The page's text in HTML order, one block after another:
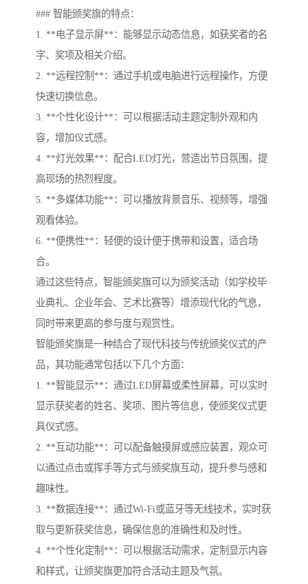
### 智能颁奖旗的特点：
1. **电子显示屏**：能够显示动态信息，如获奖者的名
字、奖项及相关介绍。
2. **远程控制**：通过手机或电脑进行远程操作，方便
快速切换信息。
3. **个性化设计**：可以根据活动主题定制外观和内
容，增加仪式感。
4. **灯光效果**：配合LED灯光，营造出节日氛围，提
高现场的热烈程度。
5. **多媒体功能**：可以播放背景音乐、视频等，增强
观看体验。
6. **便携性**：轻便的设计便于携带和设置，适合场
合。
通过这些特点，智能颁奖旗可以为颁奖活动（如学校毕
业典礼、企业年会、艺术比赛等）增添现代化的气息，
同时带来更高的参与度与观赏性。
智能颁奖旗是一种结合了现代科技与传统颁奖仪式的产
品，其功能通常包括以下几个方面：
1. **智能显示**：通过LED屏幕或柔性屏幕，可以实时
显示获奖者的姓名、奖项、图片等信息，使颁奖仪式更
具仪式感。
2. **互动功能**：可以配备触摸屏或感应装置，观众可
以通过点击或挥手等方式与颁奖旗互动，提升参与感和
趣味性。
3. **数据连接**：通过Wi-Fi或蓝牙等无线技术，实时获
取与更新获奖信息，确保信息的准确性和及时性。
4. **个性化定制**：可以根据活动需求，定制显示内容
和样式，让颁奖旗更加符合活动主题及气氛。